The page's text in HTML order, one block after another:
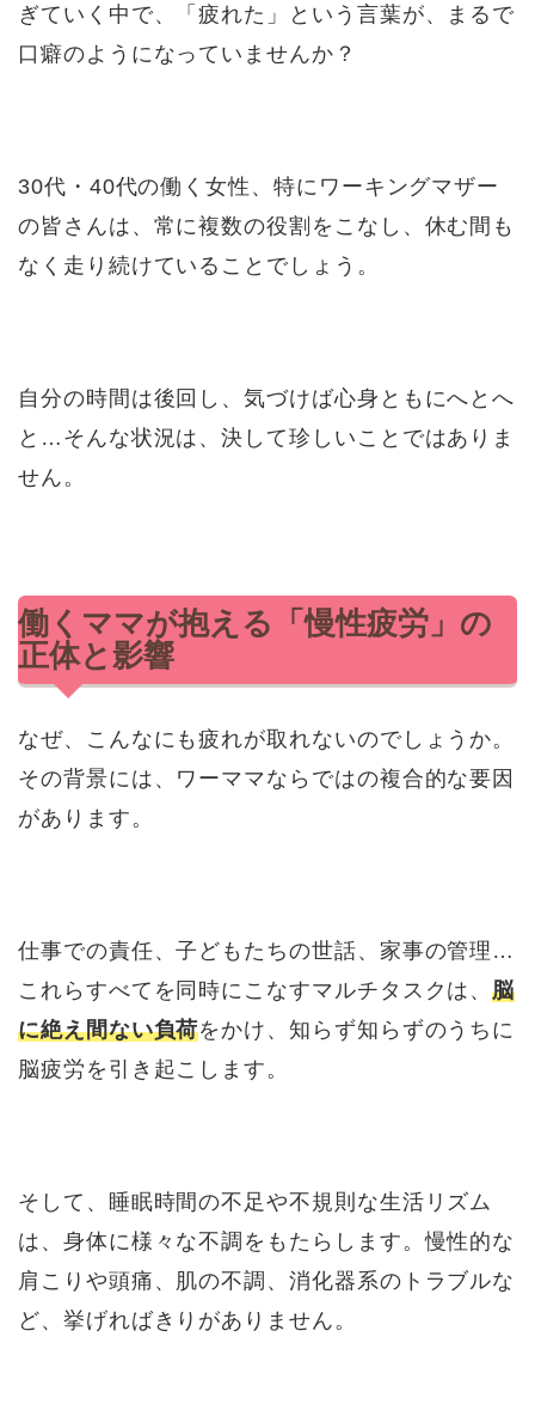
ぎていく中で、「疲れた」という言葉が、まるで
口癖のようになっていませんか？
30代・40代の働く女性、特にワーキングマザー
の皆さんは、常に複数の役割をこなし、休む間も
なく走り続けていることでしょう。
自分の時間は後回し、気づけば心身ともにへとへ
と…そんな状況は、決して珍しいことではありま
せん。
働くママが抱える「慢性疲労」の
正体と影響
なぜ、こんなにも疲れが取れないのでしょうか。
その背景には、ワーママならではの複合的な要因
があります。
仕事での責任、子どもたちの世話、家事の管理…
これらすべてを同時にこなすマルチタスクは、脳
に絶え間ない負荷をかけ、知らず知らずのうちに
脳疲労を引き起こします。
そして、睡眠時間の不足や不規則な生活リズム
は、身体に様々な不調をもたらします。慢性的な
肩こりや頭痛、肌の不調、消化器系のトラブルな
ど、挙げればきりがありません。